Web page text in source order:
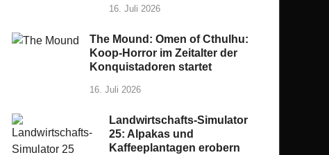
16. Juli 2026
The Mound: Omen of Cthulhu:
Koop-Horror im Zeitalter der
Konquistadoren startet
16. Juli 2026
Landwirtschafts-Simulator
25: Alpakas und
Kaffeeplantagen erobern